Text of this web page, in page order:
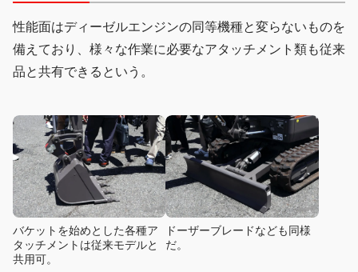
性能面はディーゼルエンジンの同等機種と変らないものを
備えており、様々な作業に必要なアタッチメント類も従来
品と共有できるという。
バケットを始めとした各種ア
タッチメントは従来モデルと
共用可。
ドーザーブレードなども同様
だ。